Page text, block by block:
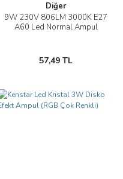
Diğer
9W 230V 806LM 3000K E27
A60 Led Normal Ampul
57,49 TL